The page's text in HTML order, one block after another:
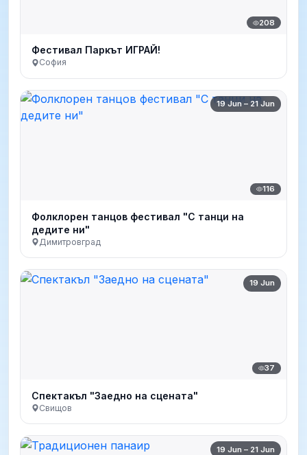
208
Фестивал Паркът ИГРАЙ!
София
19 Jun – 21 Jun
116
Фолклорен танцов фестивал "С танци на
дедите ни"
Димитровград
19 Jun
37
Спектакъл "Заедно на сцената"
Свищов
19 Jun – 21 Jun